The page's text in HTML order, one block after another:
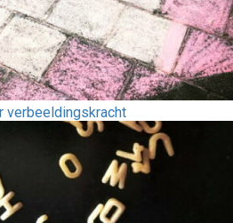
verbeeldingskracht